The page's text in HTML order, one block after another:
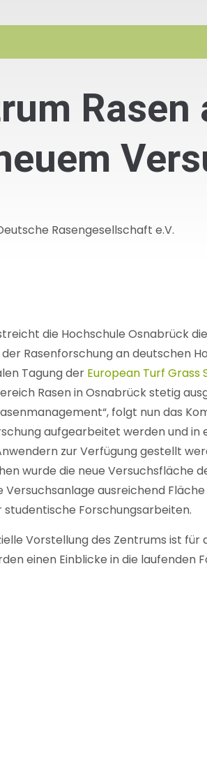
Rasengesellschaft e.V.
die Hochschule Osnabrück
Rasenforschung an deutschen
Tagung der European Turf Grass
Rasen in Osnabrück stetig
folgt nun das
aufgearbeitet werden und in
zur Verfügung gestellt
wurde die neue Versuchsfläche
Versuchsanlage ausreichend
studentische Forschungsarbeiten.
Vorstellung des Zentrums ist
einen Einblicke in die